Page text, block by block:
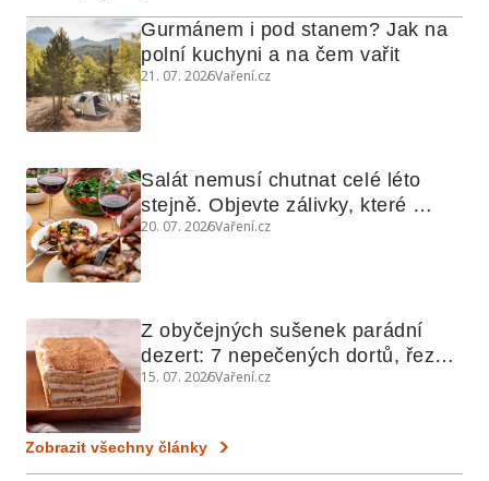
Gurmánem i pod stanem? Jak na
polní kuchyni a na čem vařit
21. 07. 2026Vaření.cz
Salát nemusí chutnat celé léto
stejně. Objevte zálivky, které
využijete i na maso, nudle nebo
20. 07. 2026Vaření.cz
Z obyčejných sušenek parádní
dezert: 7 nepečených dortů, řezů
a koláčů
15. 07. 2026Vaření.cz
Zobrazit všechny články